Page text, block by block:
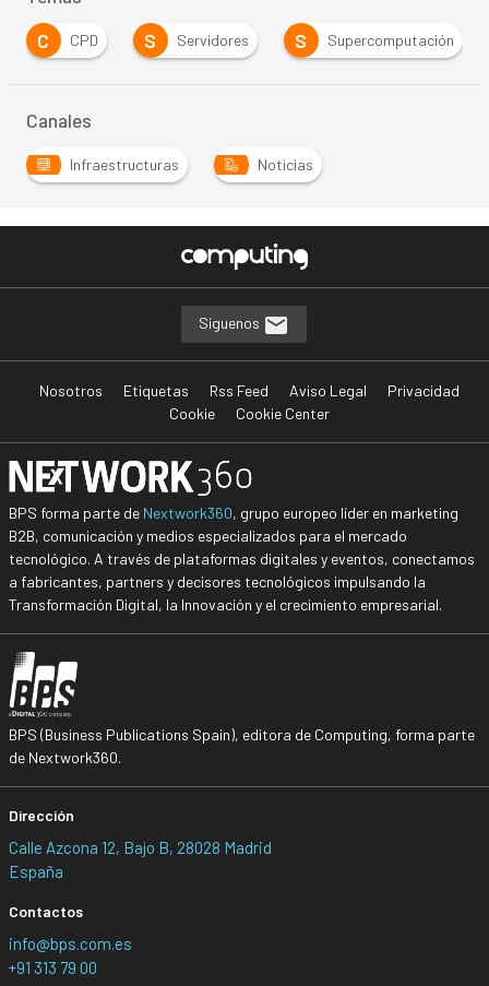
C
CPD S Servidores S Supercomputación
Canales
Infraestructuras
Noticias
Síguenos
Nosotros Etiquetas Rss Feed Aviso Legal
Privacidad
Cookie
Cookie Center
BPS forma parte de Nextwork360, grupo europeo líder en marketing
B2B, comunicación y medios especializados para el mercado
tecnológico. A través de plataformas digitales y eventos, conectamos
a fabricantes, partners y decisores tecnológicos impulsando la
Transformación Digital, la Innovación y el crecimiento empresarial.
BPS (Business Publications Spain), editora de Computing, forma parte
de Nextwork360.
Dirección
Calle Azcona 12, Bajo B, 28028 Madrid
España
Contactos
info@bps.com.es
+91 313 79 00